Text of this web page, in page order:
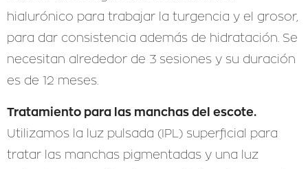
hialurónico para trabajar la turgencia y el grosor,
para dar consistencia además de hidratación. Se
necesitan alrededor de 3 sesiones y su duración
es de 12 meses.
Tratamiento para las manchas del escote.
Utilizamos la luz pulsada (IPL) superficial para
tratar las manchas pigmentadas y una luz